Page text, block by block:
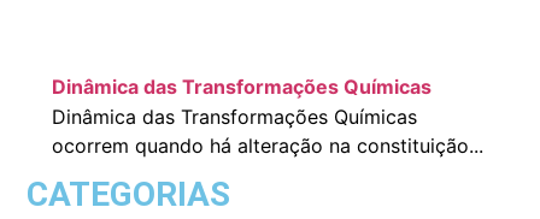
Dinâmica das Transformações Químicas
Dinâmica das Transformações Químicas
ocorrem quando há alteração na constituição...
CATEGORIAS